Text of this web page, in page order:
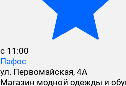
с 11:00
Пафос
ул. Первомайская, 4А
Магазин модной одежды и